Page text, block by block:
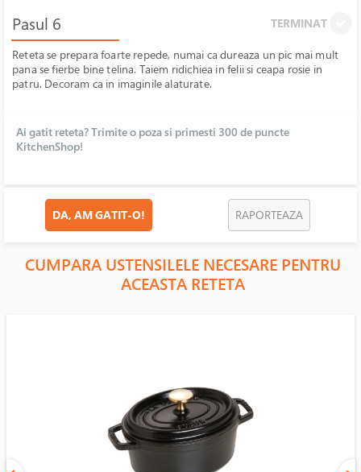
Pasul 6 TERMINAT
Reteta se prepara foarte repede, numai ca dureaza un pic mai mult
pana se fierbe bine telina. Taiem ridichiea in felii si ceapa rosie in
patru. Decoram ca in imaginile alaturate.
Ai gatit reteta? Trimite o poza si primesti 300 de puncte
KitchenShop!
DA, AM GATIT-O! RAPORTEAZA
CUMPARA USTENSILELE NECESARE PENTRU
ACEASTA RETETA